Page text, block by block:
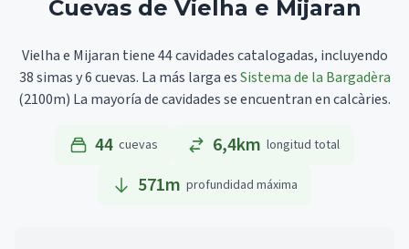
Cuevas de Vielha e Mijaran
Vielha e Mijaran tiene 44 cavidades catalogadas, incluyendo
38 simas y 6 cuevas. La más larga esSistema de la Bargadèra
(2100m) La mayoría de cavidades se encuentran en calcàries.
44 cuevas 6,4km longitud total
571m profundidad máxima